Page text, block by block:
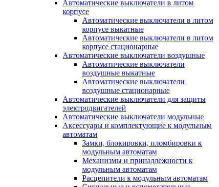
Автоматические выключатели в литом
корпусе
Автоматические выключатели в литом
корпусе выкатные
Автоматические выключатели в литом
корпусе стационарные
Автоматические выключатели воздушные
Автоматические выключатели
воздушные выкатные
Автоматические выключатели
воздушные стационарные
Автоматические выключатели для защиты
электродвигателей
Автоматические выключатели модульные
Аксессуары и комплектующие к модульным
автоматам
Замки, блокировки, пломбировки к
модульным автоматам
Механизмы и принадлежности к
модульным автоматам
Расцепители к модульным автоматам